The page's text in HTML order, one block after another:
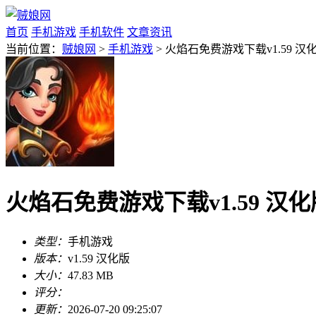
首页 手机游戏 手机软件 文章资讯
当前位置： 贼娘网 > 手机游戏 > 火焰石免费游戏下载v1.59 汉
火焰石免费游戏下载v1.59 汉化
类型： 手机游戏
版本： v1.59 汉化版
大小： 47.83 MB
评分：
更新： 2026-07-20 09:25:07